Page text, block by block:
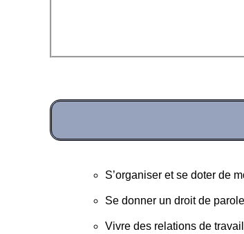
S’organiser et se doter de
Se donner un droit de
Vivre des relations de